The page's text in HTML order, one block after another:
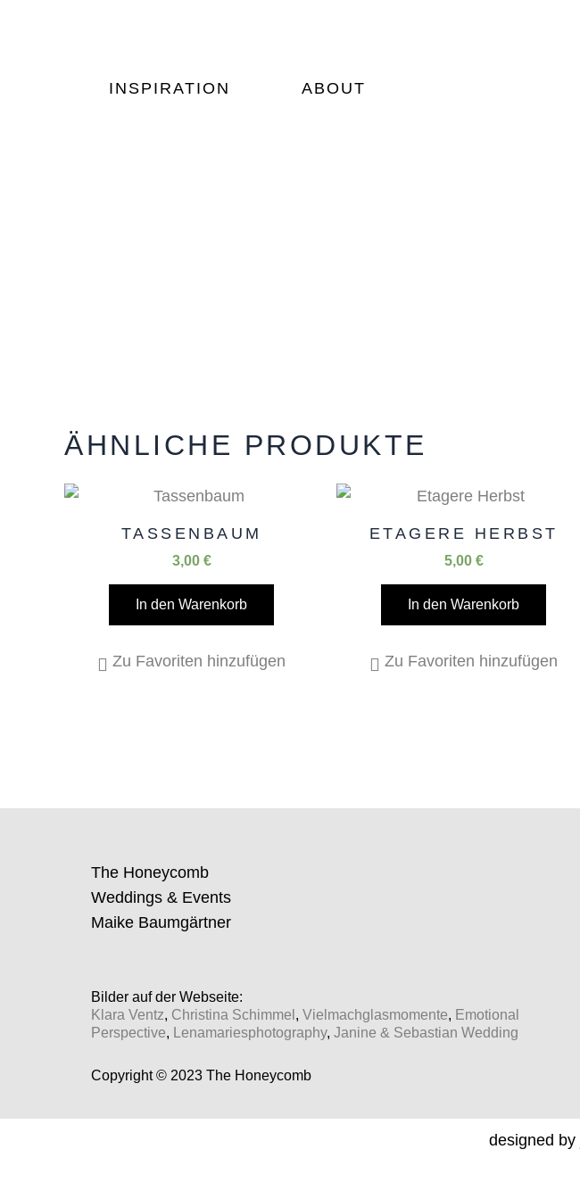
INSPIRATION ABOUT
ÄHNLICHE PRODUKTE
TASSENBAUM
3,00 €
In den Warenkorb
Zu Favoriten hinzufügen
ETAGERE HERBST
5,00 €
In den Warenkorb
Zu Favoriten hinzufügen
The Honeycomb
Weddings & Events
Maike Baumgärtner
Bilder auf der Webseite:
Klara Ventz, Christina Schimmel , Vielmachglasmomente, Emotional
Perspective, Lenamariesphotography, Janine & Sebastian Wedding
Copyright © 2023 The Honeycomb
designed by